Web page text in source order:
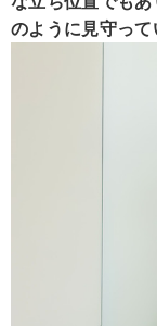
のように見守って